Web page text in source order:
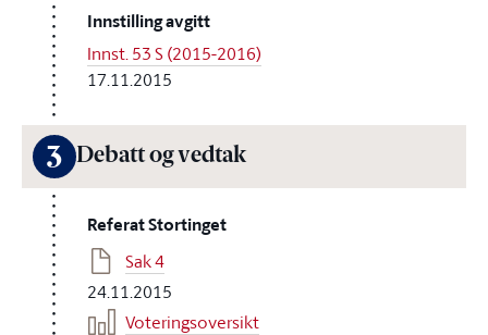
Innstilling avgitt
Innst. 53 S (2015-2016)
17.11.2015
3 Debatt og vedtak
Referat Stortinget
Sak 4
24.11.2015
Voteringsoversikt